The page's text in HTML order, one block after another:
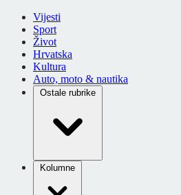
Vijesti
Sport
Život
Hrvatska
Kultura
Auto, moto & nautika
Ostale rubrike
Kolumne